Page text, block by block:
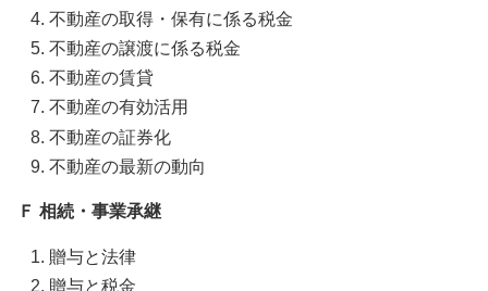
不動産の取得・保有に係る税金
不動産の譲渡に係る税金
不動産の賃貸
不動産の有効活用
不動産の証券化
不動産の最新の動向
Ｆ 相続・事業承継
贈与と法律
贈与と税金